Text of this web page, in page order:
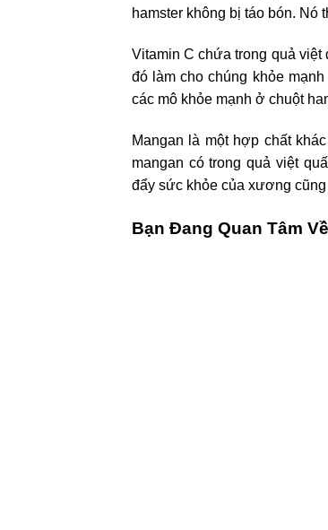
hamster không bị táo bón. Nó
Vitamin C chứa trong quả việt
đó làm cho chúng khỏe
các mô khỏe mạnh ở chuột
Mangan là một hợp chất
mangan có trong quả việt
đẩy sức khỏe của xương
Bạn Đang Quan Tâm